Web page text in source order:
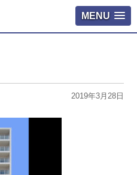
MENU
2019年3月28日